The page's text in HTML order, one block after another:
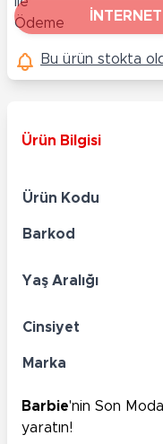
Bu ürün stokta
Ürün Bilgisi
Ürün Kodu
Barkod
Yaş Aralığı
Cinsiyet
Marka
Barbie'nin Son
yaratın!